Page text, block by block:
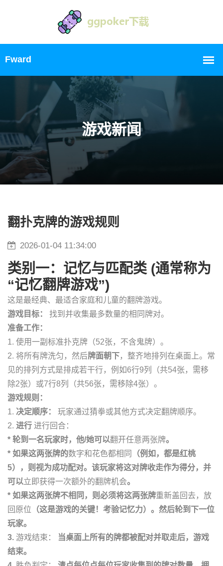
游戏新闻
翻扑克牌的游戏规则
2026-01-04 11:34:00
类别一：记忆与匹配类 (通常称为
“记忆翻牌游戏”)
这是最经典、最适合家庭和儿童的翻牌游戏。
游戏目标：
找到并收集最多数量的相同牌对。
准备工作：
1. 使用一副标准扑克牌（52张，不含鬼牌）。
2. 将所有牌洗匀，然后牌面朝下，整齐地排列在桌面上。常
见的排列方式是排成若干行，例如6行9列（共54张，需移
除2张）或7行8列（共56张，需移除4张）。
游戏规则：
1. 决定顺序：
玩家通过猜拳或其他方式决定翻牌顺序。
2. 进行 进行回合：
* 轮到一名玩家时，他/她可以翻开任意两张牌。
* 如果这两张牌的数字和花色都相同
（例如，都是红桃
5），则视为成功配对。该玩家将这对牌收走作为得分，并
可以立即获得一次额外的翻牌机会。
* 如果这两张牌不相同，则必须将这两张牌重新盖回去，放
回原位 （这是游戏的关键！考验记忆力）。然后轮到下一位
玩家。
3. 游戏结束：
当桌面上所有的牌都被配对并取走后，游戏
结束。